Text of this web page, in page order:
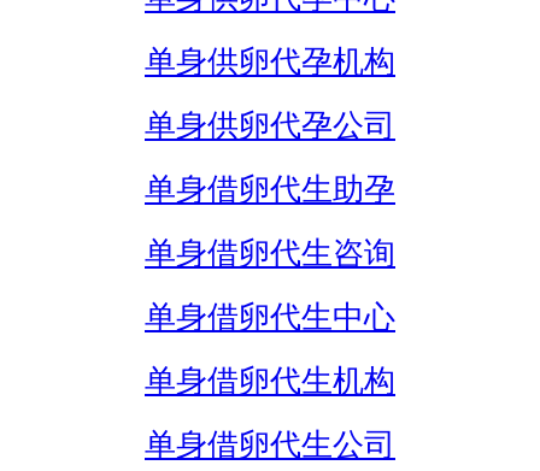
单身供卵代孕机构
单身供卵代孕公司
单身借卵代生助孕
单身借卵代生咨询
单身借卵代生中心
单身借卵代生机构
单身借卵代生公司